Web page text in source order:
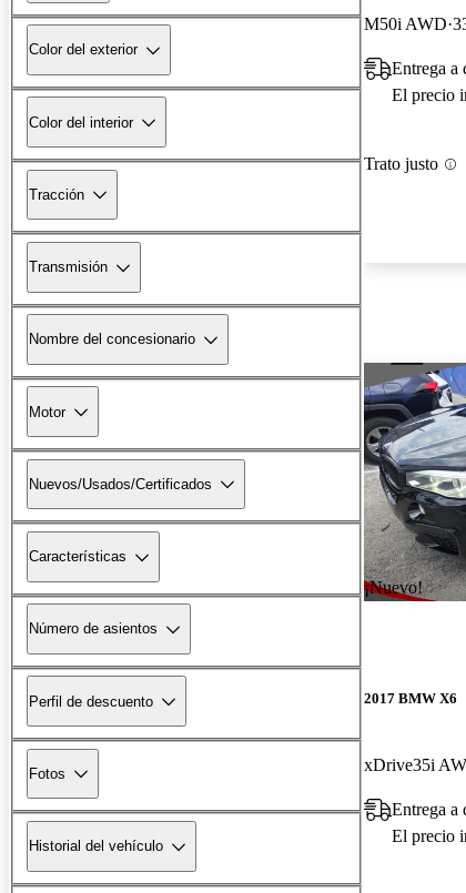
Color del exterior
Color del interior
Tracción
Transmisión
Nombre del concesionario
Motor
Nuevos/Usados/Certificados
Características
Número de asientos
Perfil de descuento
Fotos
Historial del vehículo
M50i AWD
Entrega a
El precio
Trato justo
¡Nuevo!
2017 BMW X6
xDrive35i
Entrega a
El precio